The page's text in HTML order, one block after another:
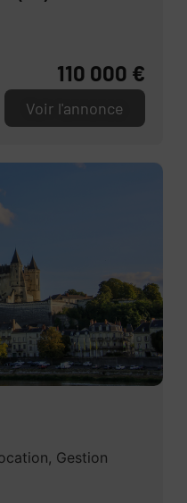
110 000 €
Voir l'annonce
Gestion